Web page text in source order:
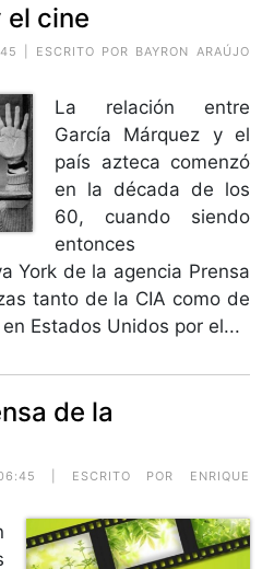
el cine
| ESCRITO POR BAYRON ARAÚJO
La relación entre
García Márquez y el
país azteca comenzó
en la década de los
60, cuando siendo
entonces
York de la agencia Prensa
tanto de la CIA como de
Estados Unidos por el...
de la
| ESCRITO POR ENRIQUE